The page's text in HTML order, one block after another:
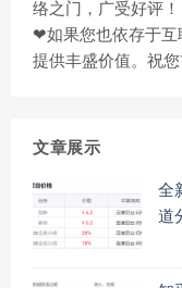
络之门，广受好评！
❤如果您也依存于互
提供丰盛价值。祝您
文章展示
全
道